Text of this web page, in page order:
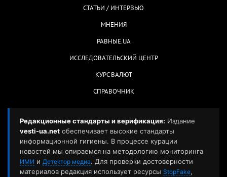
СТАТЬИ / ИНТЕРВЬЮ
МНЕНИЯ
РАВНЫЕ.UA
ИССЛЕДОВАТЕЛЬСКИЙ ЦЕНТР
КУРС ВАЛЮТ
СПРАВОЧНИК
Редакционные стандарты и верификация: Издание
vesti-ua.net обеспечивает высокие стандарты
информационной гигиены. В процессе курации
новостей мы опираемся на методологию мониторинга
ИМИ и Детектор медиа. Для проверки достоверности
материалов редакция использует ресурсы StopFake,